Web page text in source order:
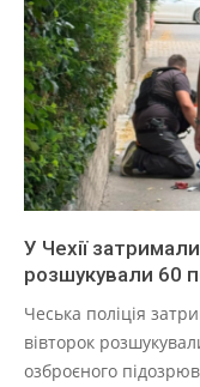
У Чехії
розшукували 60
Чеська поліція
вівторок
озброєного